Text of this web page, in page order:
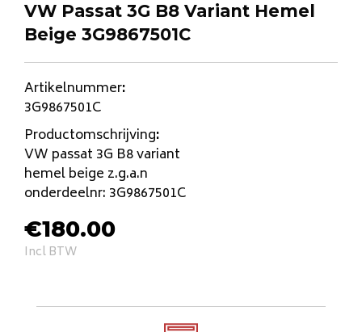
VW Passat 3G B8 Variant Hemel
Beige 3G9867501C
Artikelnummer:
3G9867501C
Productomschrijving:
VW passat 3G B8 variant
hemel beige z.g.a.n
onderdeelnr: 3G9867501C
€180.00
Incl BTW